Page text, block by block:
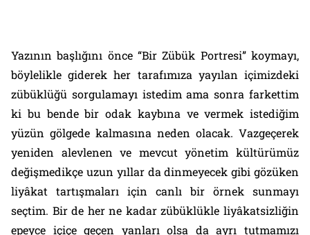
Yazının başlığını önce “Bir Zübük Portresi” koymayı,
böylelikle giderek her tarafımıza yayılan içimizdeki
zübüklüğü sorgulamayı istedim ama sonra farkettim
ki bu bende bir odak kaybına ve vermek istediğim
yüzün gölgede kalmasına neden olacak. Vazgeçerek
yeniden alevlenen ve mevcut yönetim kültürümüz
değişmedikçe uzun yıllar da dinmeyecek gibi gözüken
liyâkat tartışmaları için canlı bir örnek sunmayı
seçtim. Bir de her ne kadar zübüklükle liyâkatsizliğin
epeyce içiçe geçen yanları olsa da ayrı tutmamızı